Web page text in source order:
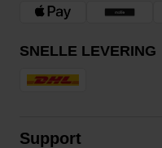
SNELLE LEVERING
Support